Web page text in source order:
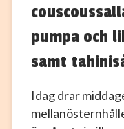
pumpa och
samt
Idag drar